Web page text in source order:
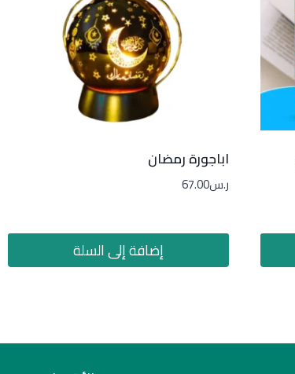
اباجورة رمضان
ر.س67.00
إضافة إلى السلة